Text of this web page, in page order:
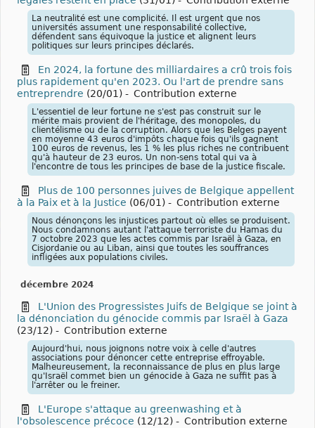
La neutralité est une complicité. Il est urgent que nos
universités assument une responsabilité collective,
défendent sans équivoque la justice et alignent leurs
politiques sur leurs principes déclarés.
En 2024, la fortune des milliardaires a crû trois fois
plus rapidement qu'en 2023. Ou l'art de prendre sans
entreprendre (20/01) - Contribution externe
L'essentiel de leur fortune ne s'est pas construit sur le
mérite mais provient de l'héritage, des monopoles, du
clientélisme ou de la corruption. Alors que les Belges payent
en moyenne 43 euros d'impôts chaque fois qu'ils gagnent
100 euros de revenus, les 1 % les plus riches ne contribuent
qu'à hauteur de 23 euros. Un non-sens total qui va à
l'encontre de tous les principes de base de la justice fiscale.
Plus de 100 personnes juives de Belgique appellent
à la Paix et à la Justice (06/01) - Contribution externe
Nous dénonçons les injustices partout où elles se produisent.
Nous condamnons autant l'attaque terroriste du Hamas du
7 octobre 2023 que les actes commis par Israël à Gaza, en
Cisjordanie ou au Liban, ainsi que toutes les souffrances
infligées aux populations civiles.
décembre 2024
L'Union des Progressistes Juifs de Belgique se joint à
la dénonciation du génocide commis par Israël à Gaza
(23/12) - Contribution externe
Aujourd'hui, nous joignons notre voix à celle d'autres
associations pour dénoncer cette entreprise effroyable.
Malheureusement, la reconnaissance de plus en plus large
qu'Israël commet bien un génocide à Gaza ne suffit pas à
l'arrêter ou le freiner.
L'Europe s'attaque au greenwashing et à
l'obsolescence précoce (12/12) - Contribution externe